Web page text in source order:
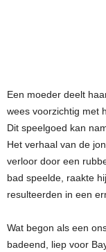
Een moeder deelt
wees voorzichtig met
Dit speelgoed kan
Het verhaal van de
verloor door een
bad speelde, raakte
resulteerden in een
Wat begon als een
badeend, liep voor